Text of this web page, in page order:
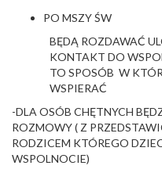
PO MSZY ŚW
BĘDĄ ROZDAWAĆ
KONTAKT DO
TO SPOSÓB W
WSPIERAĆ
-DLA OSÓB CHĘTNYCH
ROZMOWY ( Z
RODZICEM KTÓREGO
WSPOLNOCIE)